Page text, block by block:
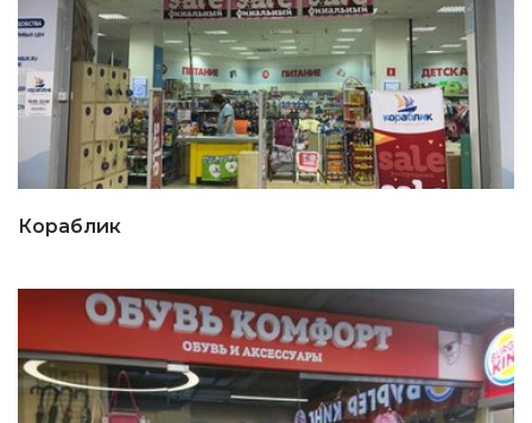
Кораблик